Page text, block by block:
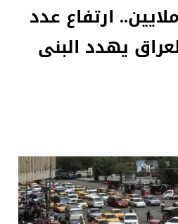
على الحدود مع سوريا وتحركات القوات
توقيف أربعة منتسبين بشرطة النجف
تحذير من كارثة بيئية تهدد أهوار
قد تصل إلى 9 ملايين.. ارتفاع عدد
يهدد البنى